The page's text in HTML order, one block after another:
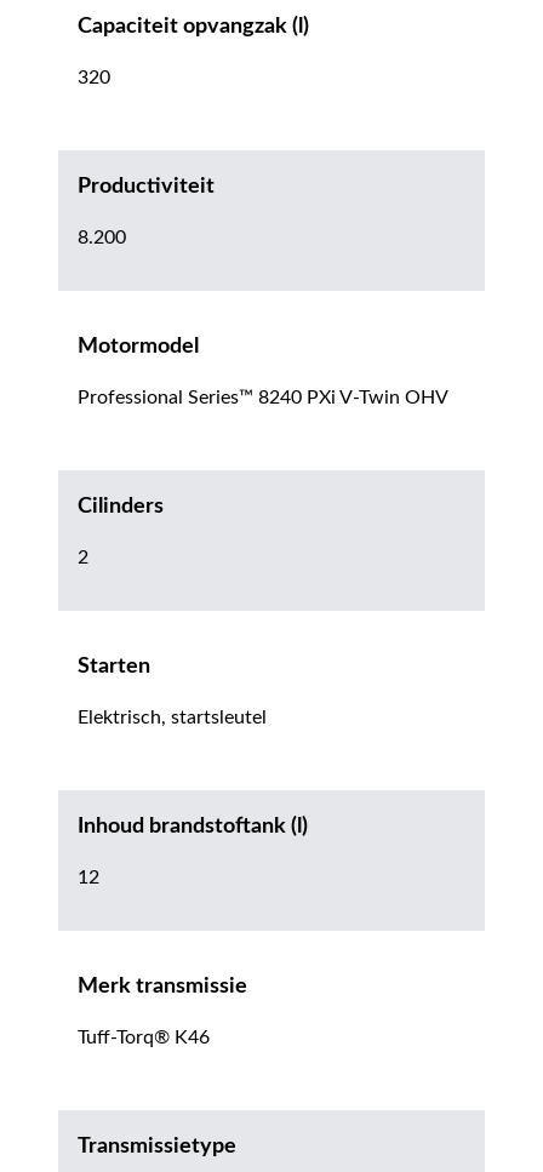
Capaciteit opvangzak (l)
320
Productiviteit
8.200
Motormodel
Professional Series™ 8240 PXi V-Twin OHV
Cilinders
2
Starten
Elektrisch, startsleutel
Inhoud brandstoftank (l)
12
Merk transmissie
Tuff-Torq® K46
Transmissietype